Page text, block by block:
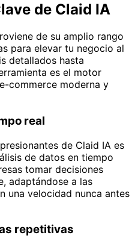
de Claid IA
de su amplio rango
para elevar tu negocio al
detallados hasta
es el motor
commerce moderna y
real
de Claid IA es
de datos en tiempo
tomar decisiones
adaptándose a las
una velocidad nunca antes
repetitivas